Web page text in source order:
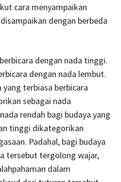
cara menyampaikan
dengan berbeda
dengan nada tinggi.
dengan nada lembut.
terbiasa berbicara
sebagai nada
rendah bagi budaya yang
tinggi dikategorikan
Padahal, bagi budaya
tersebut tergolong wajar,
dalam